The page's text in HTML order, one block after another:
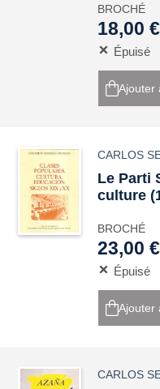
BROCHÉ
18,00 €
Épuisé
Ajouter
CARLOS
Le Parti
culture
BROCHÉ
23,00 €
Épuisé
Ajouter
CARLOS